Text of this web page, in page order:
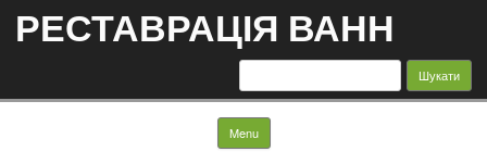
РЕСТАВРАЦІЯ ВАНН
Пошук:
Menu Skip to content